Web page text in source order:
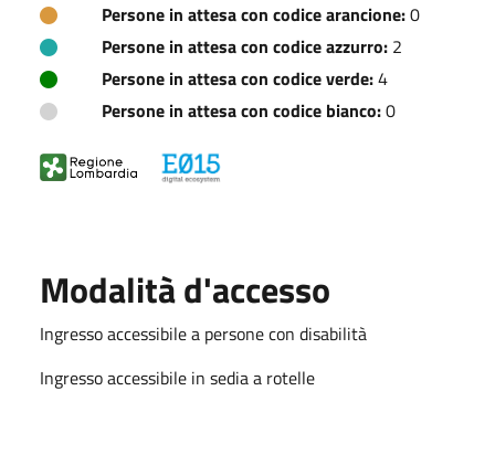
Persone in attesa con codice arancione:0
Persone in attesa con codice azzurro: 2
Persone in attesa con codice verde:4
Persone in attesa con codice bianco:0
Modalità d'accesso
Ingresso accessibile a persone con disabilità
Ingresso accessibile in sedia a rotelle